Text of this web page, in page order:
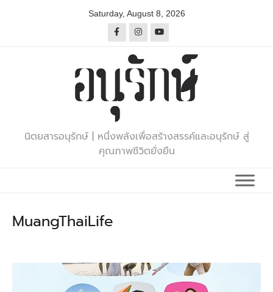
Saturday, August 8, 2026
นิตยสารอนุรักษ์ | หนึ่งพลังเพื่อสร้างสรรค์และอนุรักษ์ สู่
คุณภาพชีวิตยั่งยืน
MuangThaiLife